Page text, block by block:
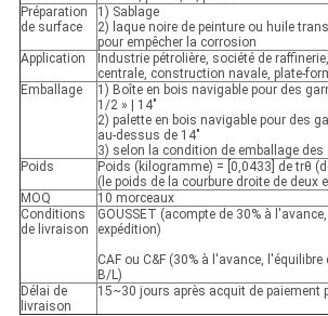
Préparation
de surface
1) Sablage
2) laque noire de peinture ou huile
pour empêcher la corrosion
Application
Industrie pétrolière, société de
centrale, construction navale, plate-
Emballage
1) Boîte en bois navigable pour des
1/2 » | 14"
2) palette en bois navigable pour des
au-dessus de 14"
3) selon la condition de emballage des
Poids
Poids (kilogramme) = [0,0433] de trθ
(le poids de la courbure droite de deux
MOQ
10 morceaux
Conditions
de livraison
GOUSSET (acompte de 30% à
expédition)
CAF ou C&F (30% à l'avance,
B/L)
Délai de
livraison
15~30 jours après acquit de paiement